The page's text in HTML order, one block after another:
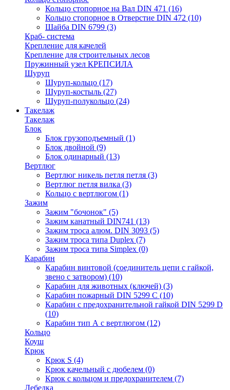
Кольцо cтопорное на Вал DIN 471 (16)
Кольцо стопорное в Отверстие DIN 472 (10)
Шайба DIN 6799 (3)
Краб- система
Крепление для качелей
Крепление для строительных лесов
Пружинный узел КРЕПСИЛА
Шуруп
Шуруп-кольцо (17)
Шуруп-костыль (27)
Шуруп-полукольцо (24)
Такелаж
Такелаж
Блок
Блок грузоподъемный (1)
Блок двойной (9)
Блок одинарный (13)
Вертлюг
Вертлюг никель петля петля (3)
Вертлюг петля вилка (3)
Кольцо с вертлюгом (1)
Зажим
Зажим "бочонок" (5)
Зажим канатный DIN741 (13)
Зажим троса алюм. DIN 3093 (5)
Зажим троса типа Duplex (7)
Зажим троса типа Simplex (0)
Карабин
Карабин винтовой (соединитель цепи с гайкой,
звено с затвором) (10)
Карабин для животных (ключей) (3)
Карабин пожарный DIN 5299 C (10)
Карабин с предохранительной гайкой DIN 5299 D
(10)
Карабин тип А с вертлюгом (12)
Кольцо
Коуш
Крюк
Крюк S (4)
Крюк качельный с дюбелем (0)
Крюк с кольцом и предохранителем (7)
Лебедка